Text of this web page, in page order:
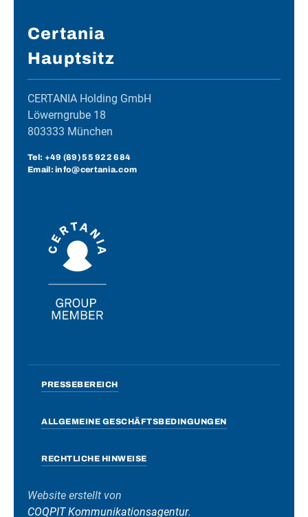
Certania
Hauptsitz
CERTANIA Holding GmbH
Löwerngrube 18
803333 München
Tel: +49 (89) 55 922 684
Email: info@certania.com
PRESSEBEREICH
ALLGEMEINE GESCHÄFTSBEDINGUNGEN
RECHTLICHE HINWEISE
Website erstellt von
COQPIT Kommunikationsagentur.